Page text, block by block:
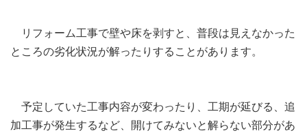
リフォーム工事で壁や床を剥すと、普段は見えなかった
ところの劣化状況が解ったりすることがあります。
予定していた工事内容が変わったり、工期が延びる、追
加工事が発生するなど、開けてみないと解らない部分があ